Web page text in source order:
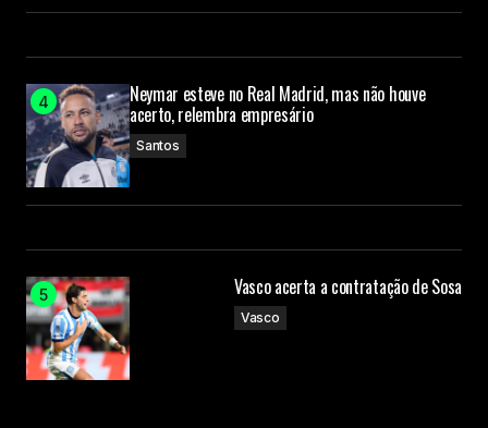
Neymar esteve no Real Madrid, mas não houve
acerto, relembra empresário
Santos
Vasco acerta a contratação de Sosa
Vasco